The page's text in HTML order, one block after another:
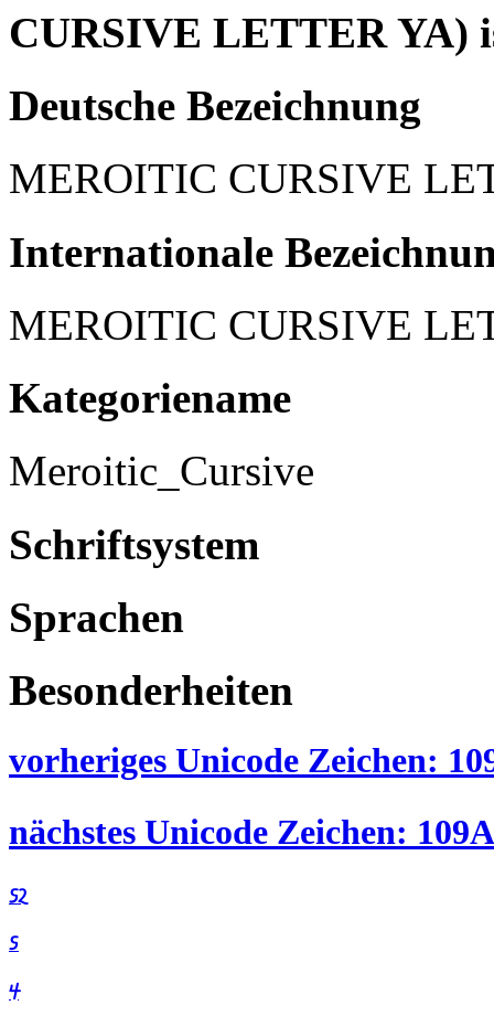
CURSIVE LETTER YA)
Deutsche Bezeichnung
MEROITIC CURSIVE
Internationale
MEROITIC CURSIVE
Kategoriename
Meroitic_Cursive
Schriftsystem
Sprachen
Besonderheiten
𐦠
𐦡
𐦢